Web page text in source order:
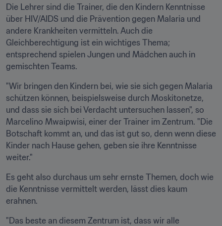
Die Lehrer sind die Trainer, die den Kindern Kenntnisse
über HIV/AIDS und die Prävention gegen Malaria und
andere Krankheiten vermitteln. Auch die
Gleichberechtigung ist ein wichtiges Thema;
entsprechend spielen Jungen und Mädchen auch in
gemischten Teams.
"Wir bringen den Kindern bei, wie sie sich gegen Malaria
schützen können, beispielsweise durch Moskitonetze,
und dass sie sich bei Verdacht untersuchen lassen", so
Marcelino Mwaipwisi, einer der Trainer im Zentrum. "Die
Botschaft kommt an, und das ist gut so, denn wenn diese
Kinder nach Hause gehen, geben sie ihre Kenntnisse
weiter."
Es geht also durchaus um sehr ernste Themen, doch wie
die Kenntnisse vermittelt werden, lässt dies kaum
erahnen.
"Das beste an diesem Zentrum ist, dass wir alle